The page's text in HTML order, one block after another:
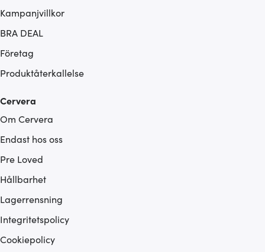
Kampanjvillkor
BRA DEAL
Företag
Produktåterkallelse
Cervera
Om Cervera
Endast hos oss
Pre Loved
Hållbarhet
Lagerrensning
Integritetspolicy
Cookiepolicy